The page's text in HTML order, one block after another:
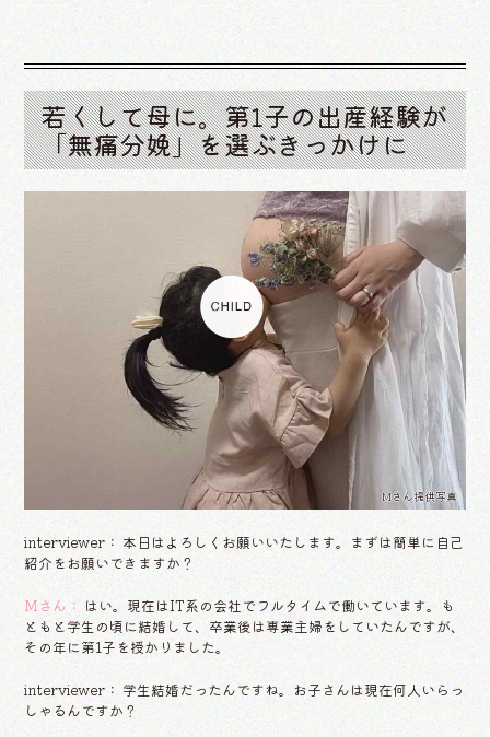
若くして母に。第1子の出産経験が
「無痛分娩」を選ぶきっかけに
Mさん提供写真
interviewer： 本日はよろしくお願いいたします。まずは簡単に自己
紹介をお願いできますか？
Mさん： はい。現在はIT系の会社でフルタイムで働いています。も
ともと学生の頃に結婚して、卒業後は専業主婦をしていたんですが、
その年に第1子を授かりました。
interviewer： 学生結婚だったんですね。お子さんは現在何人いらっ
しゃるんですか？